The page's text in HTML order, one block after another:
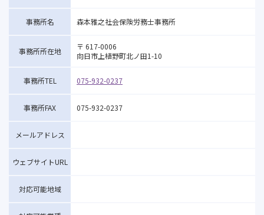
事務所名 森本雅之社会保険労務士事務所
事務所所在地
〒 617-0006
向日市上植野町北ノ田1-10
事務所TEL 075-932-0237
事務所FAX 075-932-0237
メールアドレス
ウェブサイトURL
対応可能地域